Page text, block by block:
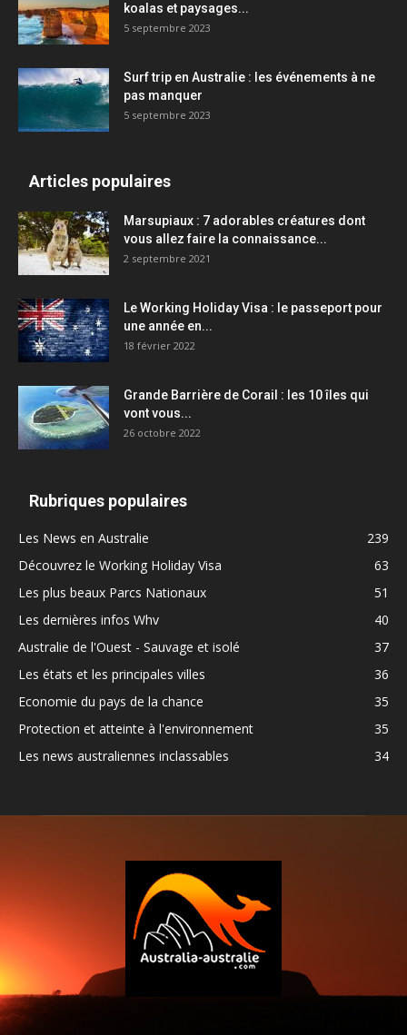
koalas et paysages...
5 septembre 2023
Surf trip en Australie : les événements à ne
pas manquer
5 septembre 2023
Articles populaires
Marsupiaux : 7 adorables créatures dont
vous allez faire la connaissance...
2 septembre 2021
Le Working Holiday Visa : le passeport pour
une année en...
18 février 2022
Grande Barrière de Corail : les 10 îles qui
vont vous...
26 octobre 2022
Rubriques populaires
Les News en Australie
239
Découvrez le Working Holiday Visa
63
Les plus beaux Parcs Nationaux
51
Les dernières infos Whv
40
Australie de l'Ouest - Sauvage et isolé
37
Les états et les principales villes
36
Economie du pays de la chance
35
Protection et atteinte à l'environnement
35
Les news australiennes inclassables
34